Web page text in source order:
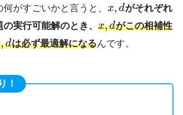
がすごいかと言うと、 x, dがそれぞれ
実行可能解のとき、 x,dがこの相補性
,dは必ず最適解になるんです。
！